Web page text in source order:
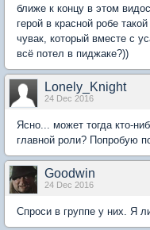
ближе к концу в этом
герой в красной робе
чувак, который вместе с
всё потел в пиджаке?))
Lonely_Knight
24 Dec 2016
Ясно... может тогда кто-
главной роли? Попробую
Goodwin
24 Dec 2016
Спроси в группе у них. Я